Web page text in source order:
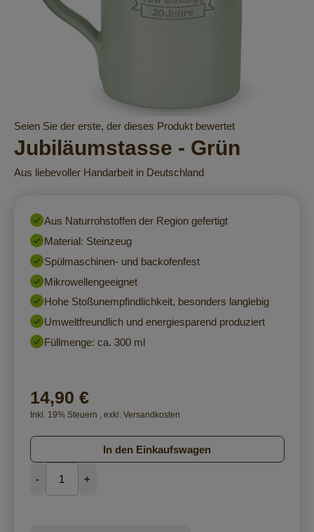
Zum
Anfang
der
Bildergalerie
Seien Sie der erste, der dieses Produkt bewertet
Jubiläumstasse - Grün
Aus liebevoller Handarbeit in Deutschland
Aus Naturrohstoffen der Region gefertigt
Material: Steinzeug
Spülmaschinen- und backofenfest
Mikrowellengeeignet
Hohe Stoßunempfindlichkeit, besonders langlebig
Umweltfreundlich und energiesparend produziert
Füllmenge: ca. 300 ml
14,90 €
Inkl. 19% Steuern exkl. Versandkosten
In den Einkaufswagen
- +